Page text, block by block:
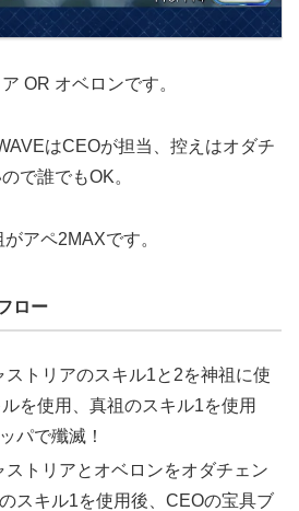
OR オベロンです。
はCEOが担当、控えはオダチ
で誰でもOK。
アペ2MAXです。
ロー
ストリアのスキル1と2を神祖に使
を使用、真祖のスキル1を使用
パで殲滅！
ストリアとオベロンをオダチェン
スキル1を使用後、CEOの宝具ブ